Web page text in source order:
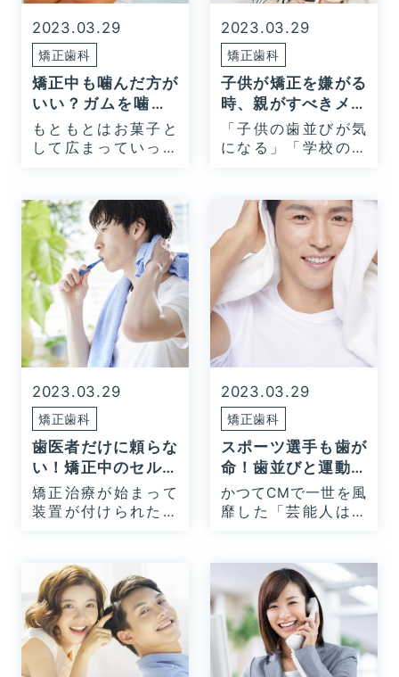
2023.03.29
矯正歯科
矯正中も噛んだ方が
いい？ガムを噛む4
つのメリット
もともとはお菓子と
して広まっていった
2023.03.29
矯正歯科
子供が矯正を嫌がる
時、親がすべきメン
タルケアとは？
「子供の歯並びが気
になる」「学校の歯
2023.03.29
矯正歯科
歯医者だけに頼らな
い！矯正中のセルフ
ケア
矯正治療が始まって
装置が付けられた後
2023.03.29
矯正歯科
スポーツ選手も歯が
命！歯並びと運動能
力の関係
かつてCMで一世を風
靡した「芸能人は歯